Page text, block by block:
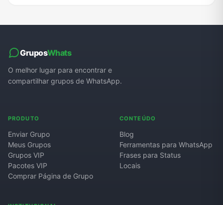
GruposWhats
O melhor lugar para encontrar e
compartilhar grupos de WhatsApp.
PRODUTO
Enviar Grupo
Meus Grupos
Grupos VIP
Pacotes VIP
Comprar Página de Grupo
CONTEÚDO
Blog
Ferramentas para WhatsApp
Frases para Status
Locais